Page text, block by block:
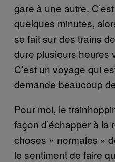
gare à une autre.
quelques minutes,
se fait sur des trains
dure plusieurs heures
C’est un voyage qui
demande beaucoup
Pour moi, le
façon d’échapper à la
choses « normales »
le sentiment de faire